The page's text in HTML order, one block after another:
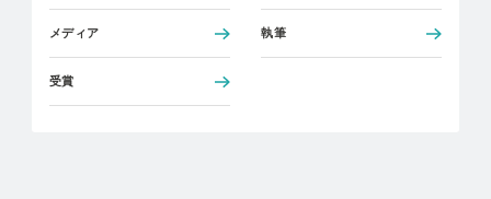
メディア 執筆
受賞